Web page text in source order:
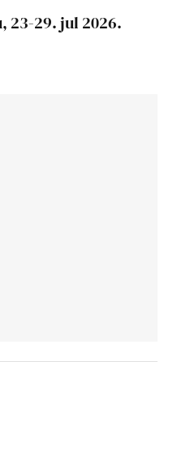
23-29. jul 2026.